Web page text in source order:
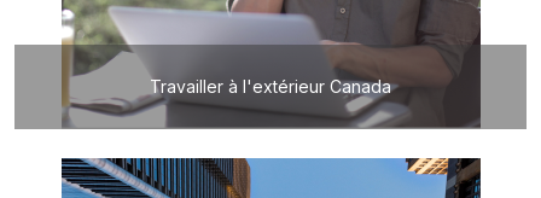
Travailler à l'extérieur Canada